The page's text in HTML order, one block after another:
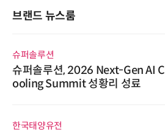
브랜드 뉴스룸
슈퍼솔루션
슈퍼솔루션, 2026 Next-Gen AI C
ooling Summit 성황리 성료
한국태양유전